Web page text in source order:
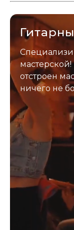
отстроен
ничего не